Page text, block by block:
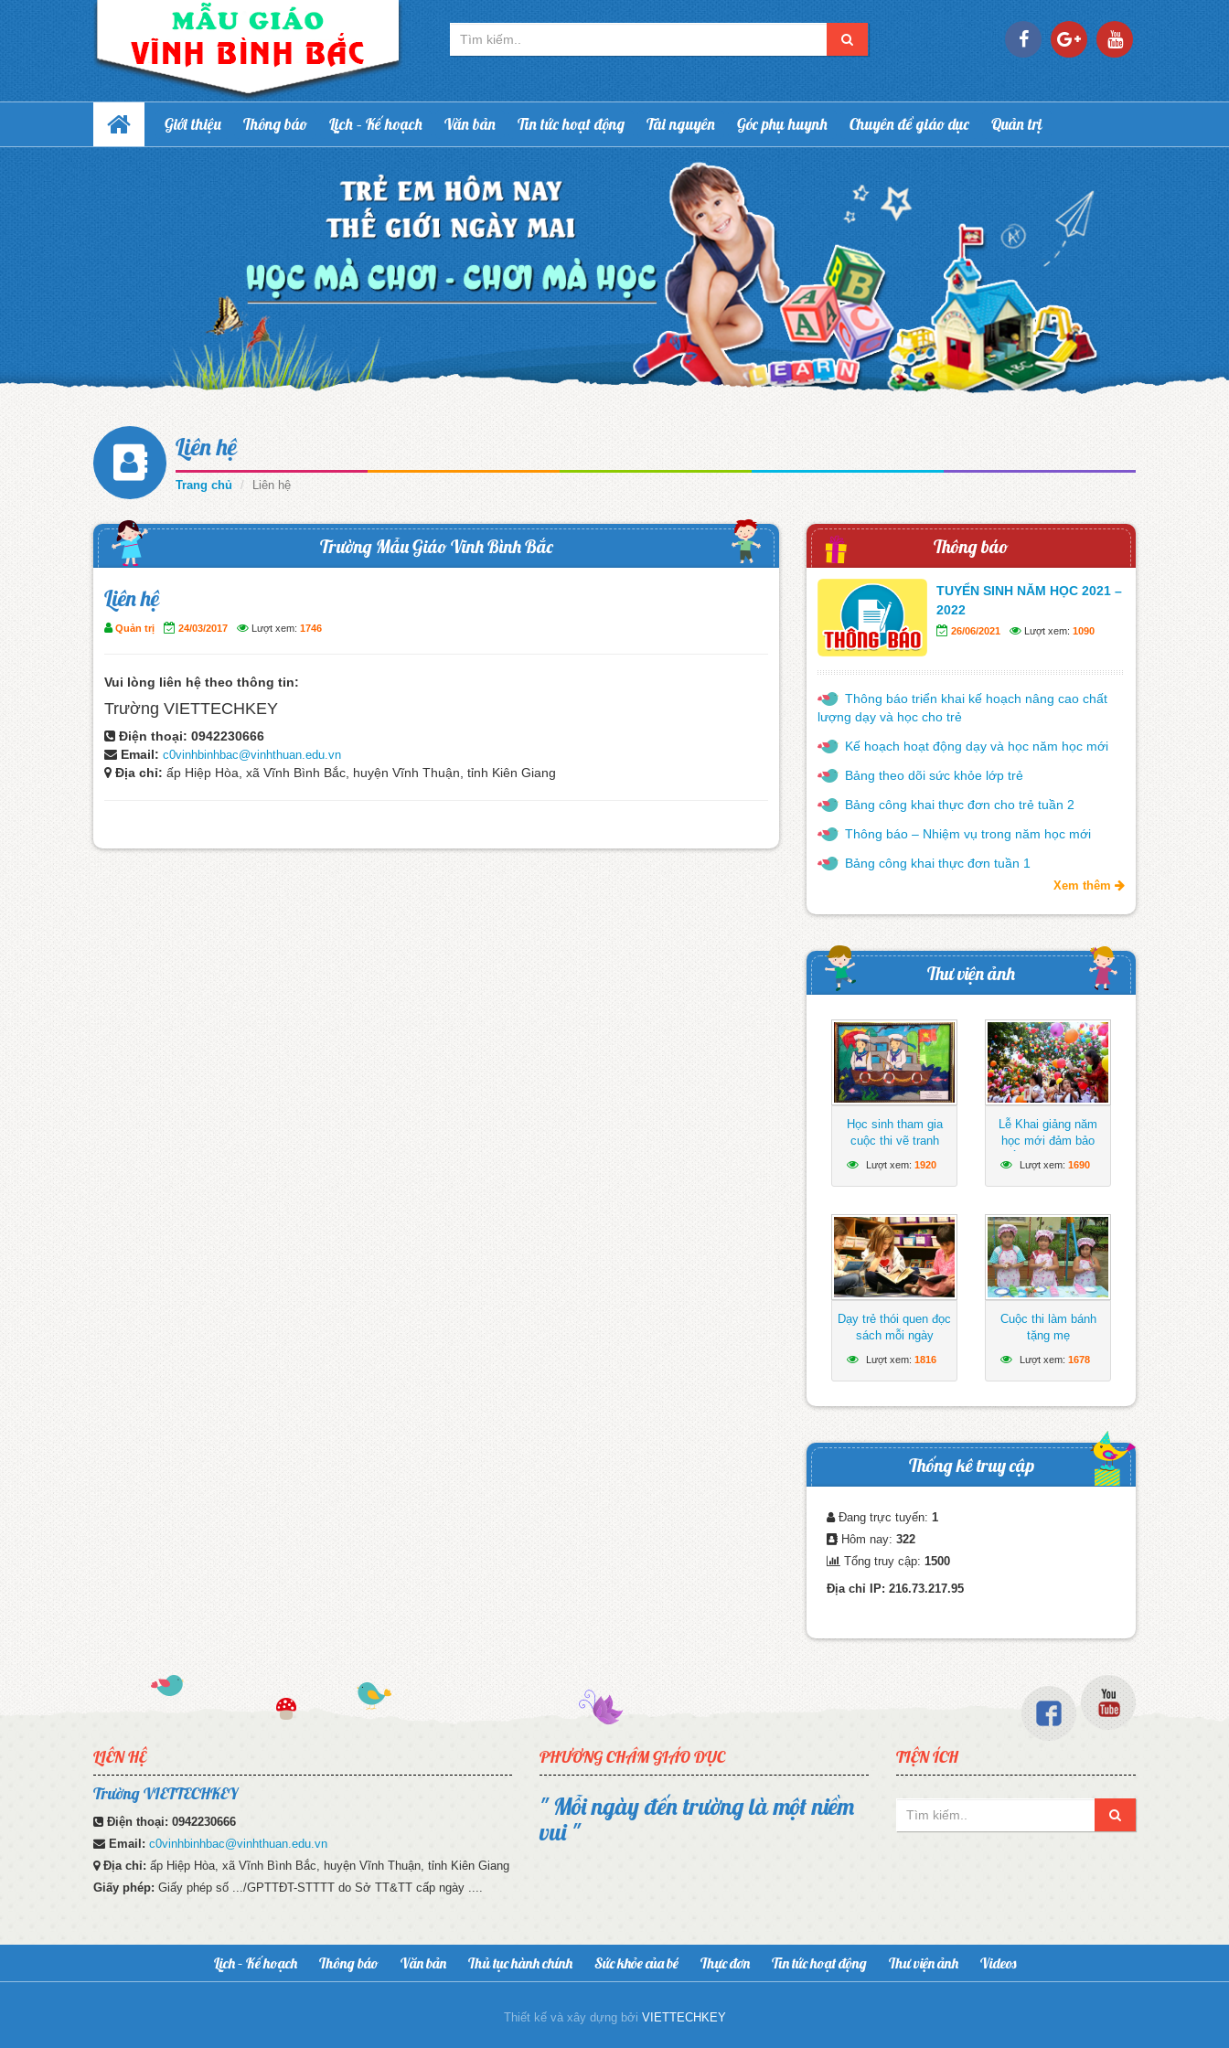
Giới thiệu Thông báo Lịch – Kế hoạch Văn bản Tin tức hoạt động Tài nguyên Góc phụ huynh Chuyên đề giáo dục Quản trị
Liên hệ
Trang chủ Liên hệ
Trường Mẫu Giáo Vĩnh Bình Bắc
Liên hệ
Quản trị 24/03/2017 Lượt xem: 1746
Vui lòng liên hệ theo thông tin:
Trường VIETTECHKEY
Điện thoại: 0942230666
Email: c0vinhbinhbac@vinhthuan.edu.vn
Địa chỉ: ấp Hiệp Hòa, xã Vĩnh Bình Bắc, huyện Vĩnh Thuận, tỉnh Kiên Giang
Thông báo
TUYỂN SINH NĂM HỌC 2021 –
2022
26/06/2021 Lượt xem: 1090
Thông báo triển khai kế hoạch nâng cao chất
lượng dạy và học cho trẻ
Kế hoạch hoạt động dạy và học năm học mới
Bảng theo dõi sức khỏe lớp trẻ
Bảng công khai thực đơn cho trẻ tuần 2
Thông báo – Nhiệm vụ trong năm học mới
Bảng công khai thực đơn tuần 1
Xem thêm
Thư viện ảnh
Học sinh tham gia
cuộc thi vẽ tranh
Lượt xem: 1920
Lễ Khai giảng năm
học mới đảm bảo
lành mạnh
Lượt xem: 1690
Dạy trẻ thói quen đọc
sách mỗi ngày
Lượt xem: 1816
Cuộc thi làm bánh
tặng mẹ
Lượt xem: 1678
Thống kê truy cập
Đang trực tuyến: 1
Hôm nay: 322
Tổng truy cập: 1500
Địa chỉ IP: 216.73.217.95
LIÊN HỆ
Trường VIETTECHKEY
Điện thoại: 0942230666
Email: c0vinhbinhbac@vinhthuan.edu.vn
Địa chỉ: ấp Hiệp Hòa, xã Vĩnh Bình Bắc, huyện Vĩnh Thuận, tỉnh Kiên Giang
Giấy phép: Giấy phép số .../GPTTĐT-STTTT do Sở TT&TT cấp ngày ....
PHƯƠNG CHÂM GIÁO DỤC
" Mỗi ngày đến trường là một niềm
vui "
TIỆN ÍCH
Lịch – Kế hoạch Thông báo Văn bản Thủ tục hành chính Sức khỏe của bé Thực đơn Tin tức hoạt động Thư viện ảnh Videos
Thiết kế và xây dựng bởi VIETTECHKEY